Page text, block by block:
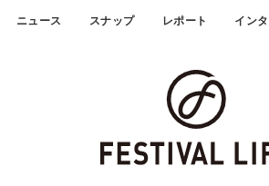
ニュース スナップ レポート イン